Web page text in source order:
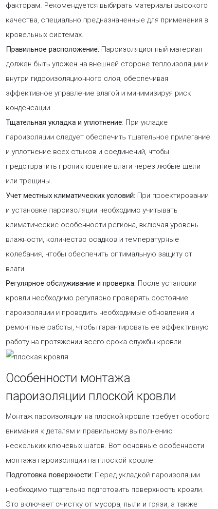
факторам. Рекомендуется выбирать материалы высокого
качества, специально предназначенные для применения в
кровельных системах.
Правильное расположение: Пароизоляционный материал
должен быть уложен на внешней стороне теплоизоляции и
внутри гидроизоляционного слоя, обеспечивая
эффективное управление влагой и минимизируя риск
конденсации.
Тщательная укладка и уплотнение: При укладке
пароизоляции следует обеспечить тщательное прилегание
и уплотнение всех стыков и соединений, чтобы
предотвратить проникновение влаги через любые щели
или трещины.
Учет местных климатических условий: При проектировании
и установке пароизоляции необходимо учитывать
климатические особенности региона, включая уровень
влажности, количество осадков и температурные
колебания, чтобы обеспечить оптимальную защиту от
влаги.
Регулярное обслуживание и проверка: После установки
кровли необходимо регулярно проверять состояние
пароизоляции и проводить необходимые обновления и
ремонтные работы, чтобы гарантировать ее эффективную
работу на протяжении всего срока службы кровли.
Особенности монтажа
пароизоляции плоской кровли
Монтаж пароизоляции на плоской кровле требует особого
внимания к деталям и правильному выполнению
нескольких ключевых шагов. Вот основные особенности
монтажа пароизоляции на плоской кровле:
Подготовка поверхности: Перед укладкой пароизоляции
необходимо тщательно подготовить поверхность кровли.
Это включает очистку от мусора, пыли и грязи, а также